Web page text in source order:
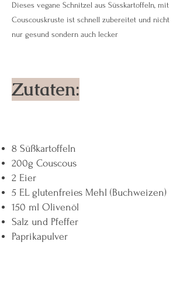
Dieses vegane Schnitzel aus Süsskartoffeln, mit
Couscouskruste ist schnell zubereitet und nicht
nur gesund sondern auch lecker
Zutaten:
8 Süßkartoffeln
200g Couscous
2 Eier
5 EL glutenfreies Mehl (Buchweizen)
150 ml Olivenöl
Salz und Pfeffer
Paprikapulver